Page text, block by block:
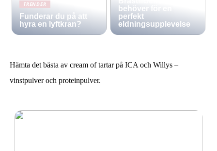
TRENDER
Funderar du på att
hyra en lyftkran?
behöver för en
perfekt
eldningsupplevelse
Hämta det bästa av cream of tartar på ICA och Willys –
vinstpulver och proteinpulver.